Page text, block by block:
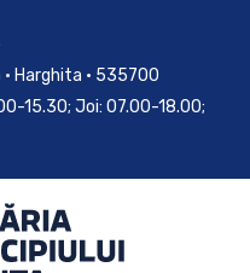
• Harghita • 535700
15.30; Joi: 07.00-18.00;